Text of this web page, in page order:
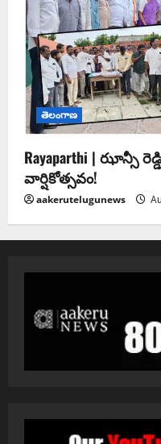
తెలంగాణ
Rayaparthi | ఝాన్సీ
వార్షికోత్సవం!
aakerutelugunews